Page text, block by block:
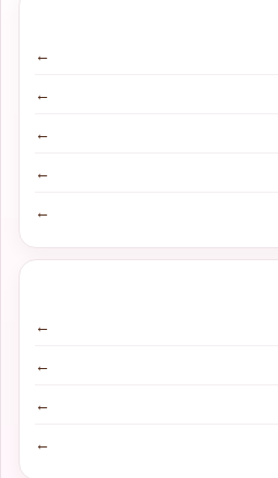
←
←
←
←
←
←
←
←
←